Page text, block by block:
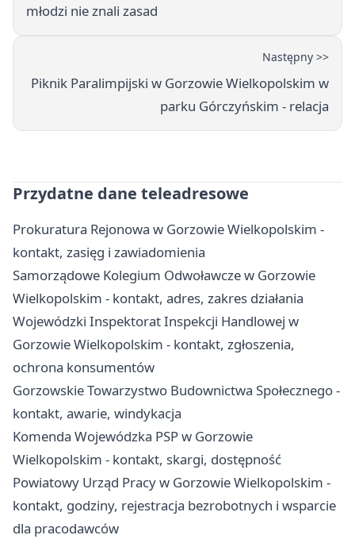
młodzi nie znali zasad
Następny >>
Piknik Paralimpijski w Gorzowie Wielkopolskim w
parku Górczyńskim - relacja
Przydatne dane teleadresowe
Prokuratura Rejonowa w Gorzowie Wielkopolskim -
kontakt, zasięg i zawiadomienia
Samorządowe Kolegium Odwoławcze w Gorzowie
Wielkopolskim - kontakt, adres, zakres działania
Wojewódzki Inspektorat Inspekcji Handlowej w
Gorzowie Wielkopolskim - kontakt, zgłoszenia,
ochrona konsumentów
Gorzowskie Towarzystwo Budownictwa Społecznego -
kontakt, awarie, windykacja
Komenda Wojewódzka PSP w Gorzowie
Wielkopolskim - kontakt, skargi, dostępność
Powiatowy Urząd Pracy w Gorzowie Wielkopolskim -
kontakt, godziny, rejestracja bezrobotnych i wsparcie
dla pracodawców